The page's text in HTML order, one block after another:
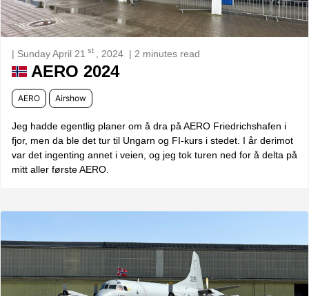
| Sunday April 21 st , 2024 | 2 minutes read
AERO 2024
AERO Airshow
Jeg hadde egentlig planer om å dra på AERO Friedrichshafen i
fjor, men da ble det tur til Ungarn og FI-kurs i stedet. I år derimot
var det ingenting annet i veien, og jeg tok turen ned for å delta på
mitt aller første AERO.